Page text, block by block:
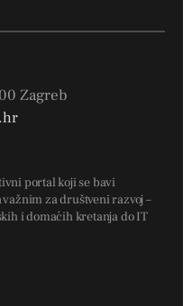
Zagreb
portal koji se bavi
za društveni razvoj –
i domaćih kretanja do IT